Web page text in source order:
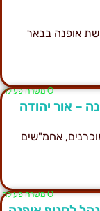
אופנה בבאר
Ο משרה פעילה
– אור יהודה
אחמ"שים
Ο משרה פעילה